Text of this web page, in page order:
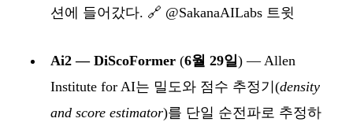
션에 들어갔다. 🔗 @SakanaAILabs 트윗
Ai2 — DiScoFormer (6월 29일) — Allen
Institute for AI는 밀도와 점수 추정기(density
and score estimator)를 단일 순전파로 추정하